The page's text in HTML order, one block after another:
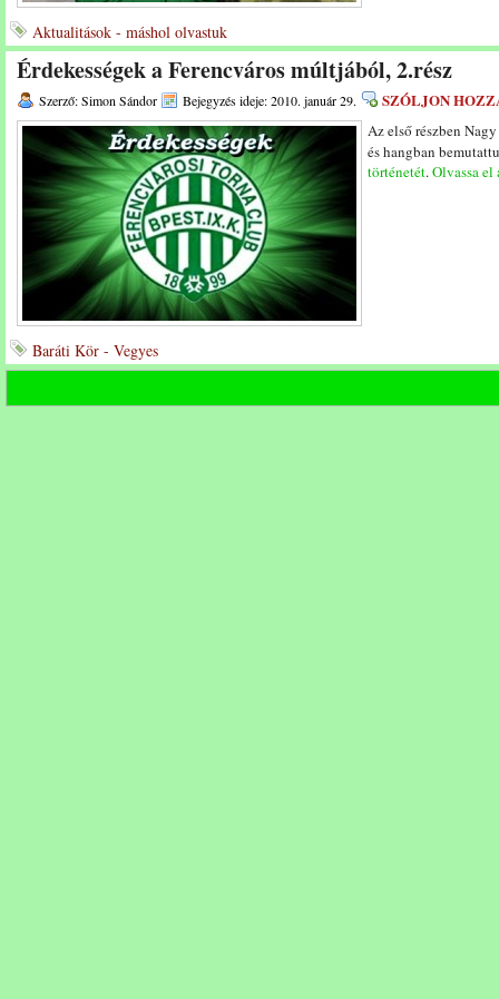
Aktualitások - máshol olvastuk
Érdekességek a Ferencváros múltjából, 2.rész
Szerző: Simon Sándor Bejegyzés ideje: 2010. január 29. SZÓLJON
Az első részben
és hangban
történetét.Olvassa
Baráti Kör - Vegyes